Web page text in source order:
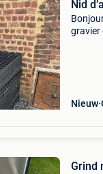
Nid
gravier
Nieuw
Grind